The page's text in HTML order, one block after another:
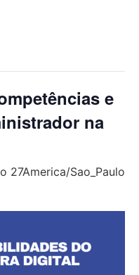
e
na
27America/Sao_Paulo